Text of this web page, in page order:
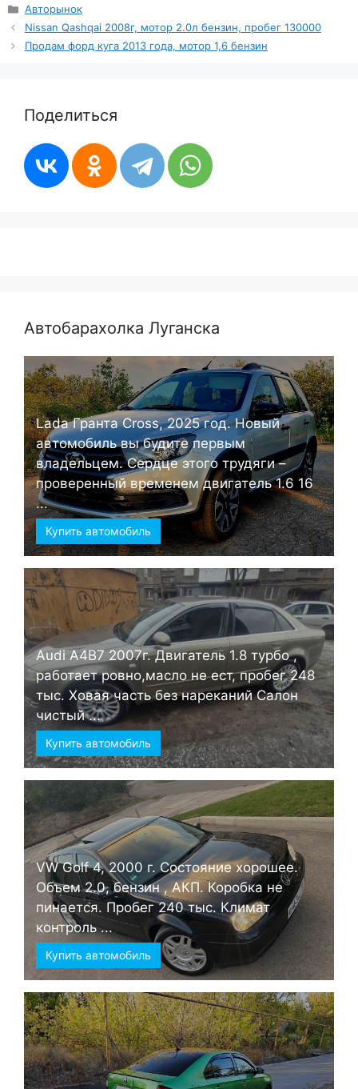
Рубрики
Авторынок
Nissan Qashqai 2008г, мотор 2.0л бензин, пробег 130000
Продам форд куга 2013 года, мотор 1,6 бензин
Поделиться
Автобарахолка Луганска
Lada Гранта Cross, 2025 год. Новый
автомобиль вы будите первым
владельцем. Сердце этого трудяги –
проверенный временем двигатель 1.6 16
...
Купить автомобиль
Audi А4B7 2007г. Двигатель 1.8 турбо ,
работает ровно,масло не ест, пробег 248
тыс. Ховая часть без нареканий Салон
чистый ...
Купить автомобиль
VW Golf 4, 2000 г. Состояние хорошее.
Объем 2.0, бензин , АКП. Коробка не
пинается. Пробег 240 тыс. Климат
контроль ...
Купить автомобиль